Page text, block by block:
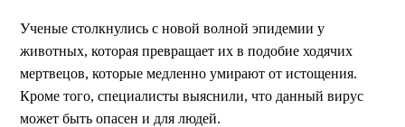
Ученые столкнулись с новой волной эпидемии у
животных, которая превращает их в подобие ходячих
мертвецов, которые медленно умирают от истощения.
Кроме того, специалисты выяснили, что данный вирус
может быть опасен и для людей.